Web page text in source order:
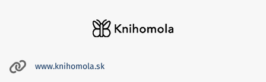
www.knihomola.sk